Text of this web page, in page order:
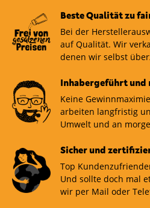
Beste Qualität zu
Bei der
auf Qualität. Wir
denen wir selbst
Inhabergeführt und
Keine
arbeiten langfristig
Umwelt und an
Sicher und
Top
Und sollte doch mal
wir per Mail oder